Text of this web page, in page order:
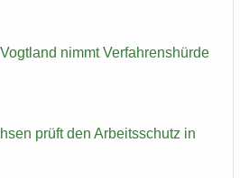
nimmt Ver­fah­rens­hür­de
prüft den Ar­beits­schutz in